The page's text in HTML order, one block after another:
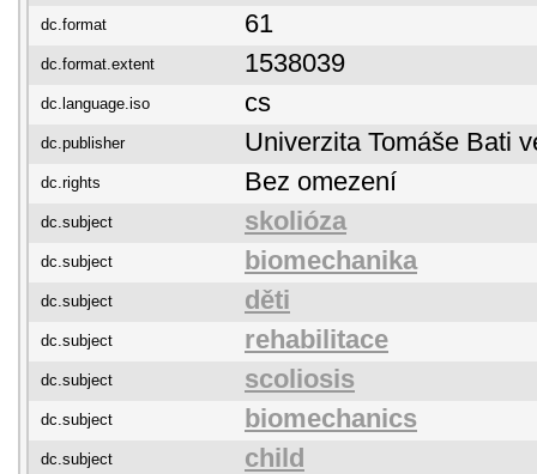
dc.format 61
dc.format.extent 1538039
dc.language.iso cs
dc.publisher Univerzita Tomáše Bati
dc.rights Bez omezení
dc.subject skolióza
dc.subject biomechanika
dc.subject děti
dc.subject rehabilitace
dc.subject scoliosis
dc.subject biomechanics
dc.subject child